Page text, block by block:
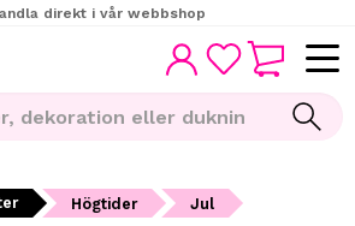
direkt i vår webbshop
FAVORITER
KUNDVAGN
Högtider Jul